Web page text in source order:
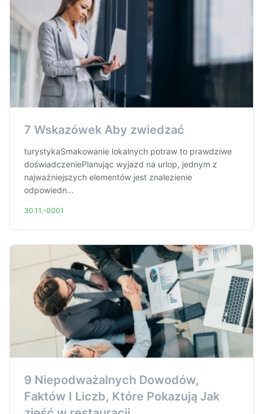
7 Wskazówek Aby zwiedzać
turystykaSmakowanie lokalnych potraw to prawdziwe
doświadczeniePlanując wyjazd na urlop, jednym z
najważniejszych elementów jest znalezienie
odpowiedn...
30.11.-0001
9 Niepodważalnych Dowodów,
Faktów I Liczb, Które Pokazują Jak